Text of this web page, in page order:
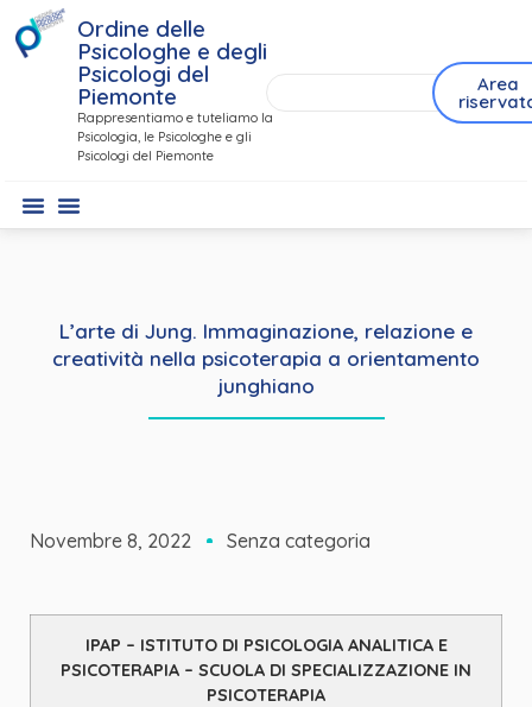
Ordine delle
Psicologhe e degli
Psicologi del
Piemonte
Rappresentiamo e tuteliamo la
Psicologia, le Psicologhe e gli
Psicologi del Piemonte
Area
L’arte di Jung. Immaginazione, relazione e
creatività nella psicoterapia a orientamento
junghiano
Novembre 8, 2022 Senza categoria
IPAP – ISTITUTO DI PSICOLOGIA ANALITICA E
PSICOTERAPIA – SCUOLA DI SPECIALIZZAZIONE IN
PSICOTERAPIA